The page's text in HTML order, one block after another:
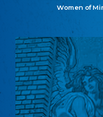
Women of